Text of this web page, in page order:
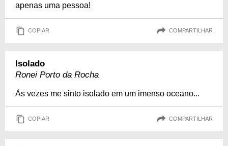
apenas uma pessoa!
COPIAR COMPARTILHAR
Isolado
Ronei Porto da Rocha
Às vezes me sinto isolado em um imenso oceano...
COPIAR COMPARTILHAR